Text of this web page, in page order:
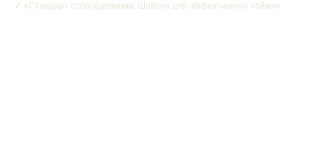
✓ «Стандарт собеседования: Шаблон для эффективного найма»